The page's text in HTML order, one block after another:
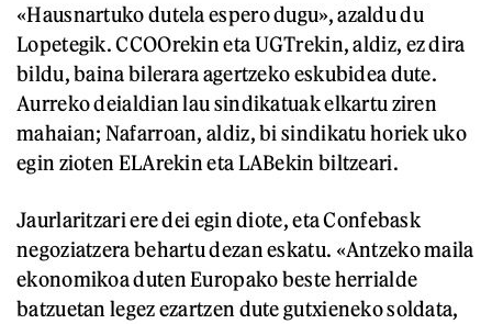
«Hausnartuko dutela espero dugu», azaldu du
Lopetegik. CCOOrekin eta UGTrekin, aldiz, ez dira
bildu, baina bilerara agertzeko eskubidea dute.
Aurreko deialdian lau sindikatuak elkartu ziren
mahaian; Nafarroan, aldiz, bi sindikatu horiek uko
egin zioten ELArekin eta LABekin biltzeari.
Jaurlaritzari ere dei egin diote, eta Confebask
negoziatzera behartu dezan eskatu. «Antzeko maila
ekonomikoa duten Europako beste herrialde
batzuetan legez ezartzen dute gutxieneko soldata,